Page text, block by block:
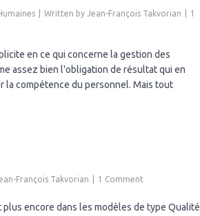
Written by Jean-François Takvorian
1
en ce qui concerne la gestion des
assez bien l'obligation de résultat qui en
la compétence du personnel. Mais tout
François Takvorian 1 Comment
encore dans les modèles de type Qualité